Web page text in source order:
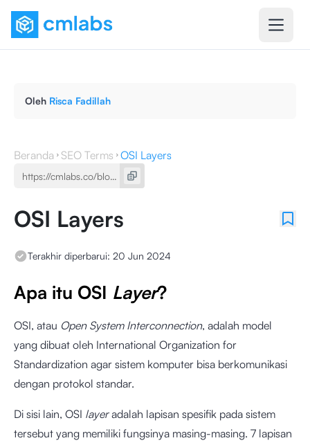
Oleh Risca Fadillah
Beranda SEO Terms OSI Layers
OSI Layers
Terakhir diperbarui: 20 Jun 2024
Apa itu OSI Layer?
OSI, atau Open System Interconnection, adalah model
yang dibuat oleh International Organization for
Standardization agar sistem komputer bisa berkomunikasi
dengan protokol standar.
Di sisi lain, OSI layeradalah lapisan spesifik pada sistem
tersebut yang memiliki fungsinya masing-masing. 7 lapisan